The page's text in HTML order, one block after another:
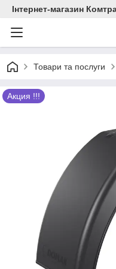
Інтернет-магазин
Товари та послуги
Акция !!!